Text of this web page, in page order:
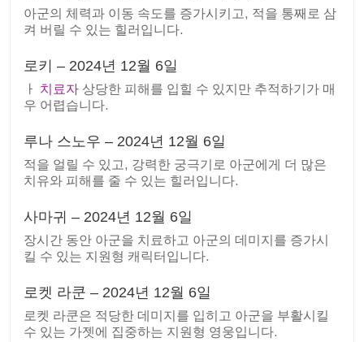
아군의 체력과 이동 속도를 증가시키고, 적을 통째로 삼
켜 버릴 수 있는 힐러입니다.
로키 – 2024년 12월 6일
ㅏ 치료자 상당한 피해를 입힐 수 있지만 추적하기가 매
우 어렵습니다.
루나 스노우 – 2024년 12월 6일
적을 얼릴 수 있고, 강력한 궁극기로 아군에게 더 많은
치유와 피해를 줄 수 있는 힐러입니다.
사마귀 – 2024년 12월 6일
장시간 동안 아군을 치료하고 아군의 데미지를 증가시
킬 수 있는 지원형 캐릭터입니다.
로켓 라쿤 – 2024년 12월 6일
로켓 라쿤은 적당한 데미지를 입히고 아군을 부활시킬
수 있는 가젯에 집중하는 지원형 영웅입니다.